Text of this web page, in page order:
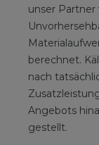
unser Partner
berechnet.
nach
Angebots
gestellt.